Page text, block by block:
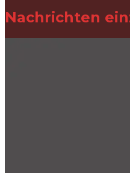
Nachrichten